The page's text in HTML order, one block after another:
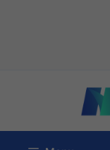
contenuto